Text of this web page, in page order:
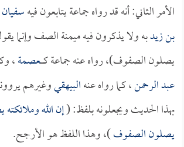
الأمر الثاني: أنه قد رواه جماعة يتابعون فيهسفيان
بن زيدبه ولا يذكرون فيه ميمنة الصف وإنما
يصلون الصفوف)، رواه عنه جماعة كـــــعصمة،
عبد الرحمن، كما رواه عنهالبيهقيوغيرهم
بهذا الحديث ويجعلونه بلفظ: (إن الله
يصلون الصفوف)، وهذا اللفظ هو الأرجح.